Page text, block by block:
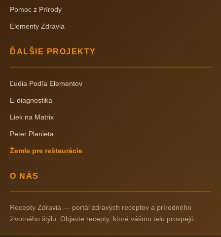
Pomoc z Prírody
Elementy Zdravia
ĎALŠIE PROJEKTY
Ľudia Podľa Elementov
E-diagnostika
Liek na Matrix
Peter Planieta
Žemle pre reštaurácie
O NÁS
Recepty Zdravia — portál zdravých receptov a prírodného
životného štýlu. Objavte recepty, ktoré vášmu telu prospejú.